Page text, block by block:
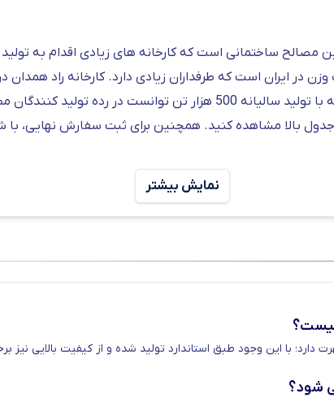
ساختمانی است که کارخانه های زیادی اقدام به تولید
50 هزار متر مربع راه اندازی شد؛ این کارخانه با تولید سالیانه 500 هزار تن
بزرگترین کارخانه های ذوب و نورد ایران، توانسته اغلب
ما در دکتر آهن تماس بگیرید.
نمایش بیشتر
دارد؛ با این وجود طبق استاندارد تولید شده و از کیفیت بالایی نیز
شود؟